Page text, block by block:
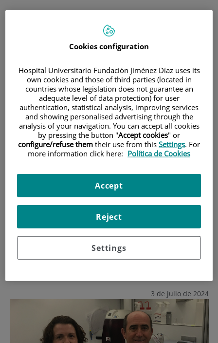
EL LABORATORIO DE INVESTIGACIÓN EN VIH Y
HEPATITIS VIRALES DEL HOSPITAL UNIVERSITARIO REY
JUAN CARLOS GENERA IMPORTANTES HALLAZGOS
El Laboratorio de
Investigación en VIH y
Hepatitis Virales del
Hospital Universitario Rey
Juan Carlos genera
importantes hallazgos
sobre el control natural de
la infección por VIH
Vinculado al Instituto de Investigación Sanitaria de la
Fundación Jiménez Díaz (IIS-FJD), el laboratorio ha publicado
en prestigiosas revistas científicas internacionales los
3 de julio de 2024
Cookies configuration
Hospital Universitario Fundación Jiménez Díaz uses its
own cookies and those of third parties (located in
countries whose legislation does not guarantee an
adequate level of data protection) for user
authentication, statistical analysis, improving services
and showing personalised advertising through the
analysis of your navigation. You can accept all cookies
by pressing the button "Accept cookies" or
configure/refuse them their use from this Settings. For
more information click here: Política de Cookies
Settings
Reject
Accept